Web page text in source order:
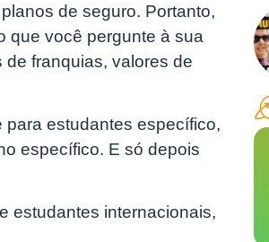
de seguro. Portanto,
que você pergunte à sua
franquias, valores de
estudantes específico,
específico. E só depois
estudantes internacionais,